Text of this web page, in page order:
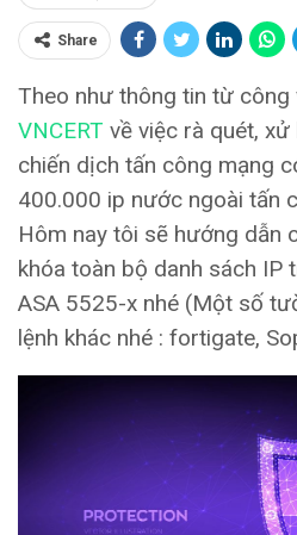
Share
Theo như thông tin từ công
VNCERT về việc rà quét,
chiến dịch tấn công mạng
400.000 ip nước ngoài tấn
Hôm nay tôi sẽ hướng dẫn
khóa toàn bộ danh sách IP
ASA 5525-x nhé (Một số
lệnh khác nhé : fortigate,